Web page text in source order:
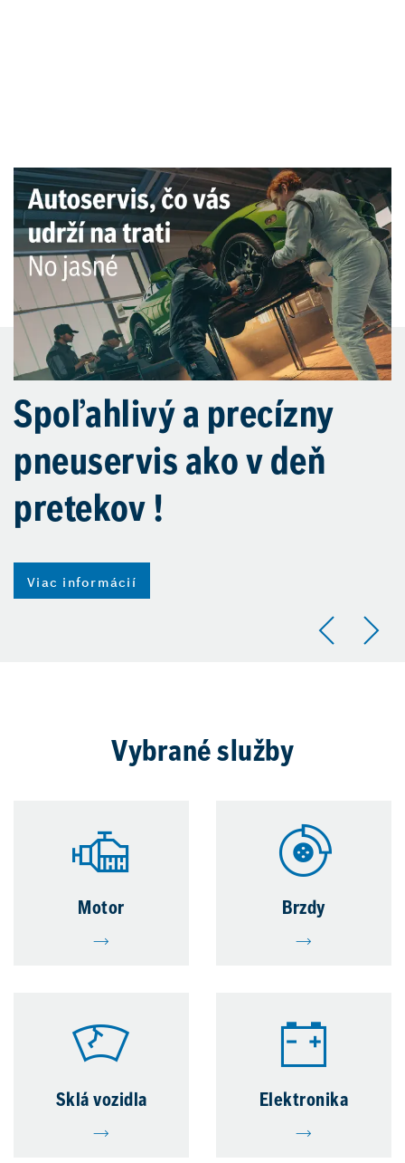
Spoľahlivý a precízny
pneuservis ako v deň
pretekov !
Viac informácií
Vybrané služby
Motor Brzdy
Sklá vozidla Elektronika